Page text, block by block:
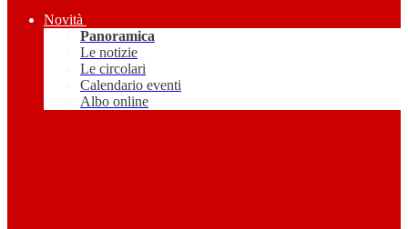
Novità
Panoramica
Le notizie
Le circolari
Calendario eventi
Albo online